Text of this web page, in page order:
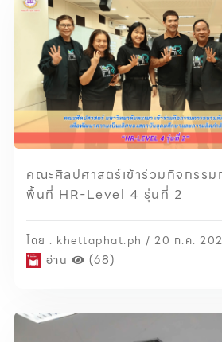
คณะศิลปศาสตร์เข้าร่วมกิจกรรม
พื้นที่ HR-Level 4 รุ่นที่ 2
โดย : khettaphat.ph / 20 ก.ค.
อ่าน (68)